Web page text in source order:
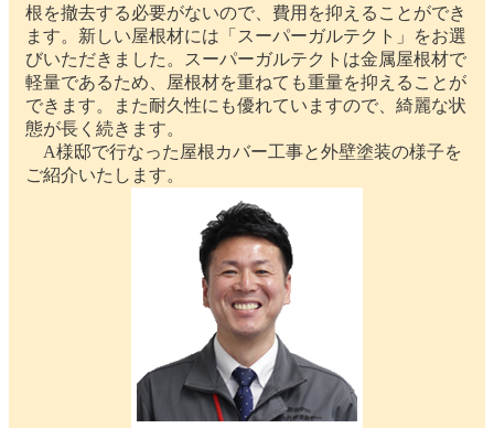
根を撤去する必要がないので、費用を抑えることができ
ます。新しい屋根材には「スーパーガルテクト」をお選
びいただきました。スーパーガルテクトは金属屋根材で
軽量であるため、屋根材を重ねても重量を抑えることが
できます。また耐久性にも優れていますので、綺麗な状
態が長く続きます。
A様邸で行なった屋根カバー工事と外壁塗装の様子を
ご紹介いたします。